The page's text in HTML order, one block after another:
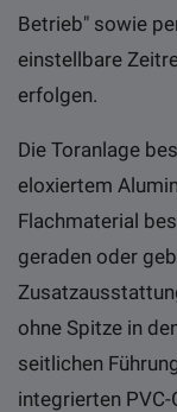
Betrieb" sowie
einstellbare
erfolgen.
Die Toranlage
eloxiertem
Flachmaterial
geraden oder
ohne Spitze in
seitlichen
integrierten